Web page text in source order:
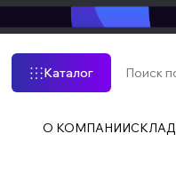
Каталог
О КОМПАНИИСКЛАД